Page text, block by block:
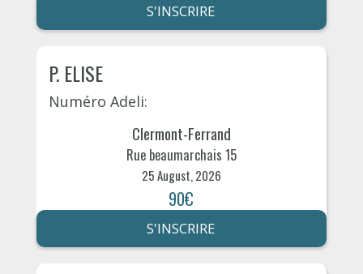
S'INSCRIRE
P. ELISE
Numéro Adeli:
Clermont-Ferrand
Rue beaumarchais 15
25 August, 2026
90€
S'INSCRIRE